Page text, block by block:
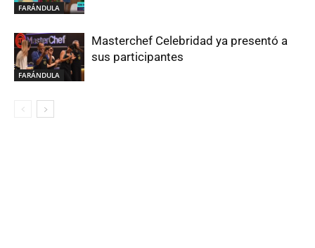
FARÁNDULA
FARÁNDULA
Masterchef Celebridad ya presentó a
sus participantes